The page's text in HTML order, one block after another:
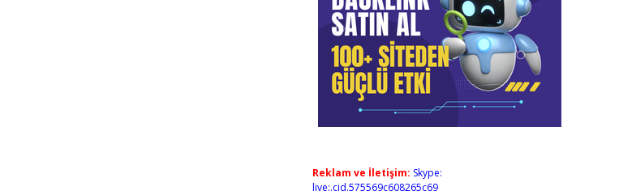
Reklam ve İletişim: Skype:
live:.cid.575569c608265c69